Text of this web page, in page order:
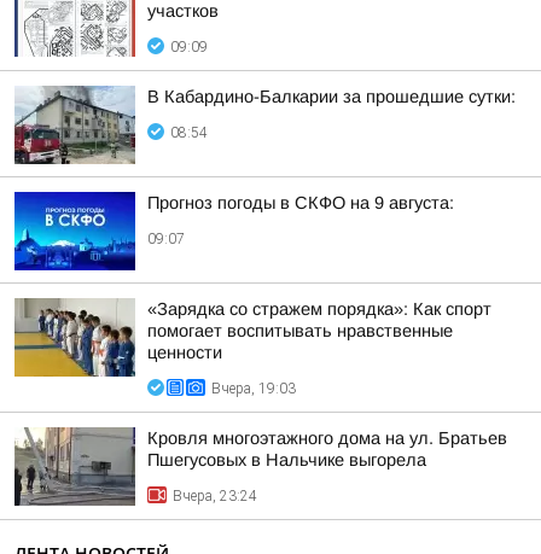
участков
09:09
В Кабардино-Балкарии за прошедшие сутки:
08:54
Прогноз погоды в СКФО на 9 августа:
09:07
«Зарядка со стражем порядка»: Как спорт
помогает воспитывать нравственные
ценности
Вчера, 19:03
Кровля многоэтажного дома на ул. Братьев
Пшегусовых в Нальчике выгорела
Вчера, 23:24